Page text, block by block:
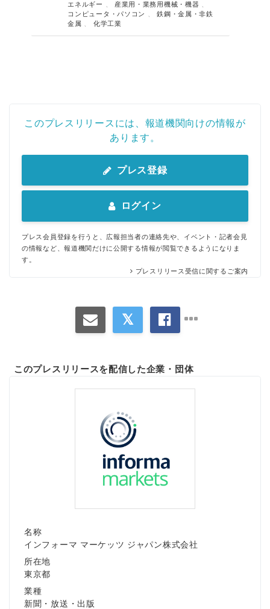
エネルギー
産業用・業務用機械・機器
コンピュータ・パソコン
、鉄鋼・金属・非鉄
金属
化学工業
このプレスリリースには、報道機関向けの情報が
あります。
プレス登録
ログイン
プレス会員登録を行うと、広報担当者の連絡先や、イベント・記者会見
の情報など、報道機関だけに公開する情報が閲覧できるようになりま
す。
プレスリリース受信に関するご案内
このプレスリリースを配信した企業・団体
名称
インフォーマ マーケッツ ジャパン株式会社
所在地
東京都
業種
新聞・放送・出版